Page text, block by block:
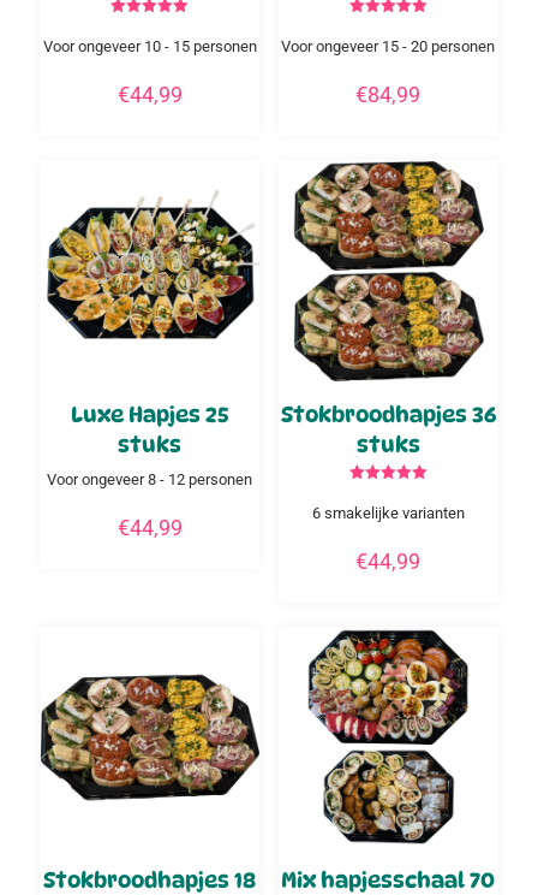
5.00
uit 5
Voor ongeveer 10 - 15 personen
€44,99
5.00
uit 5
Voor ongeveer 15 - 20 personen
€84,99
Luxe Hapjes 25
stuks
Voor ongeveer 8 - 12 personen
€44,99
Stokbroodhapjes 36
stuks
5.00
uit 5
6 smakelijke varianten
€44,99
Stokbroodhapjes 18
Mix hapjesschaal 70